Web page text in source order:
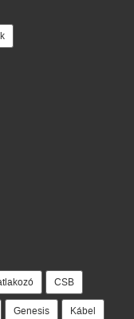
CSB
Genesis Kábel